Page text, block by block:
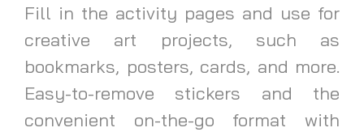
Fill in the activity pages and use for
creative art projects, such as
bookmarks, posters, cards, and more.
Easy-to-remove stickers and the
convenient on-the-go format with